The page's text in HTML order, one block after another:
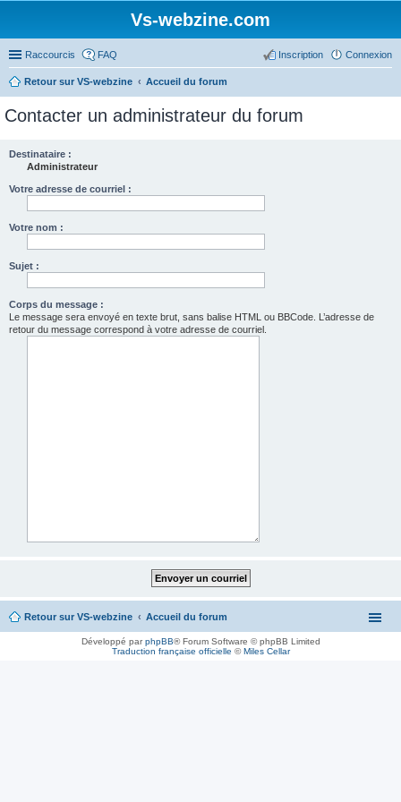
Vs-webzine.com
Raccourcis FAQ Connexion
Inscription
Retour sur VS-webzine Accueil du forum
Contacter un administrateur du forum
Destinataire :
Administrateur
Votre adresse de courriel :
Votre nom :
Sujet :
Corps du message :
Le message sera envoyé en texte brut, sans balise HTML ou BBCode. L’adresse de
retour du message correspond à votre adresse de courriel.
Retour sur VS-webzine Accueil du forum
Développé parphpBB® Forum Software © phpBB Limited
Traduction française officielle ©Miles Cellar